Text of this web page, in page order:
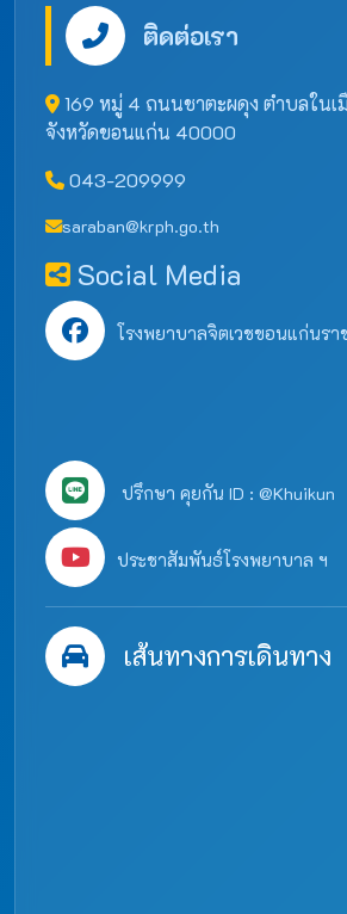
ติดต่อเรา
169 หมู่ 4 ถนนชาตะผดุง ตำบลในเมื
จังหวัดขอนแก่น 40000
043-209999
saraban@krph.go.th
Social Media
โรงพยาบาลจิตเวชขอนแก่นรา
ปรึกษา คุยกัน ID : @Khuikun
ประชาสัมพันธ์โรงพยาบาล ฯ
เส้นทางการเดินทาง